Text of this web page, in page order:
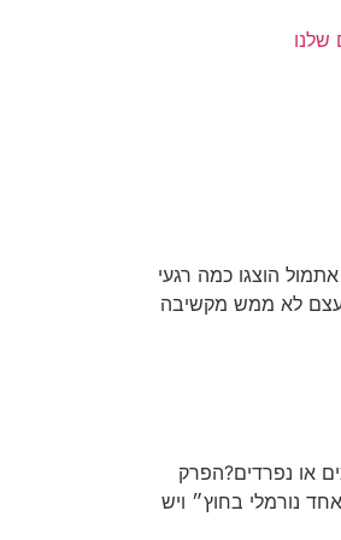
שלנו
הוצגו כמה רגעי
לא ממש מקשיבה
או נפרדים?הפרק
נורמלי בחוץ״ ויש